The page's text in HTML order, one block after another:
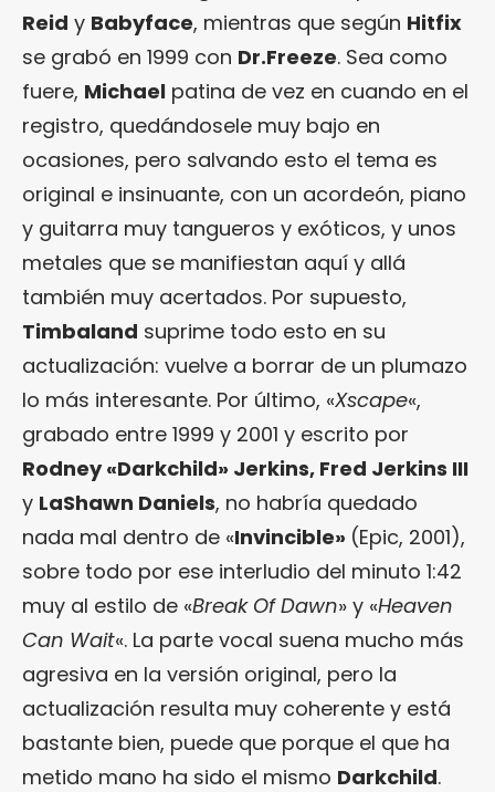
Reid y Babyface, mientras que según Hitfix
se grabó en 1999 con Dr.Freeze. Sea como
fuere, Michael patina de vez en cuando en el
registro, quedándosele muy bajo en
ocasiones, pero salvando esto el tema es
original e insinuante, con un acordeón, piano
y guitarra muy tangueros y exóticos, y unos
metales que se manifiestan aquí y allá
también muy acertados. Por supuesto,
Timbaland suprime todo esto en su
actualización: vuelve a borrar de un plumazo
lo más interesante. Por último, «Xscape«,
grabado entre 1999 y 2001 y escrito por
Rodney «Darkchild» Jerkins, Fred Jerkins III
y LaShawn Daniels, no habría quedado
nada mal dentro de «Invincible» (Epic, 2001),
sobre todo por ese interludio del minuto 1:42
muy al estilo de «Break Of Dawn» y «Heaven
Can Wait«. La parte vocal suena mucho más
agresiva en la versión original, pero la
actualización resulta muy coherente y está
bastante bien, puede que porque el que ha
metido mano ha sido el mismo Darkchild.